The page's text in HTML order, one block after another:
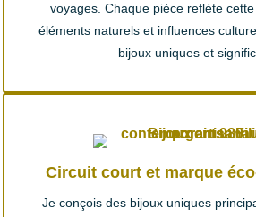
voyages. Chaque pièce reflète
éléments naturels et influences
bijoux uniques et
Circuit court et marque
Je conçois des bijoux uniques